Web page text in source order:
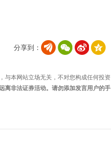
分享到：
与本网站立场无关，不对您构成任何投资
离非法证券活动。请勿添加发言用户的手